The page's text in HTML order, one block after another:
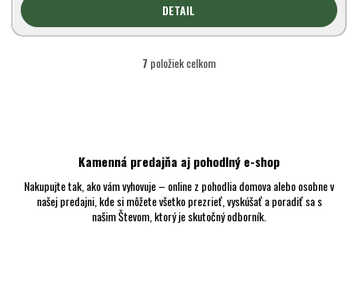
DETAIL
O
c
e
p
r
7 položiek celkom
Kamenná predajňa aj pohodlný e-shop
Nakupujte tak, ako vám vyhovuje – online z pohodlia domova alebo osobne v
našej predajni, kde si môžete všetko prezrieť, vyskúšať a poradiť sa s
našim Števom, ktorý je skutočný odborník.